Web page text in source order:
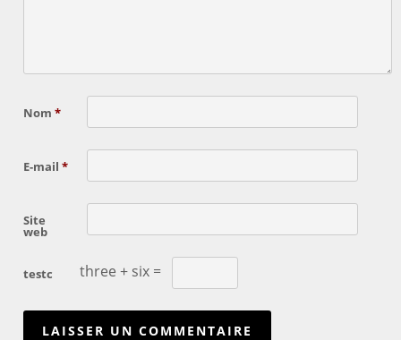
Nom*
E-mail*
Site
web
testc three + six =